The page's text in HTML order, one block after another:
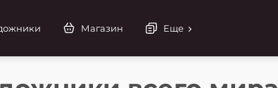
Магазин Еще